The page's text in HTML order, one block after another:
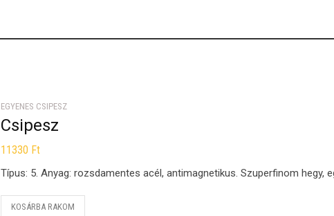
EGYENES CSIPESZ
Csipesz
11330 Ft
Típus: 5. Anyag: rozsdamentes acél, antimagnetikus. Szuperfinom hegy,
KOSÁRBA RAKOM